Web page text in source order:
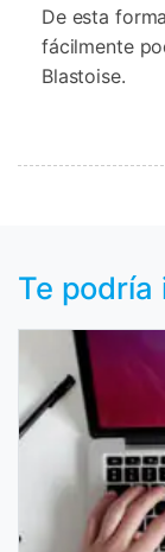
De esta
fácilmente
Blastoise.
Te podría